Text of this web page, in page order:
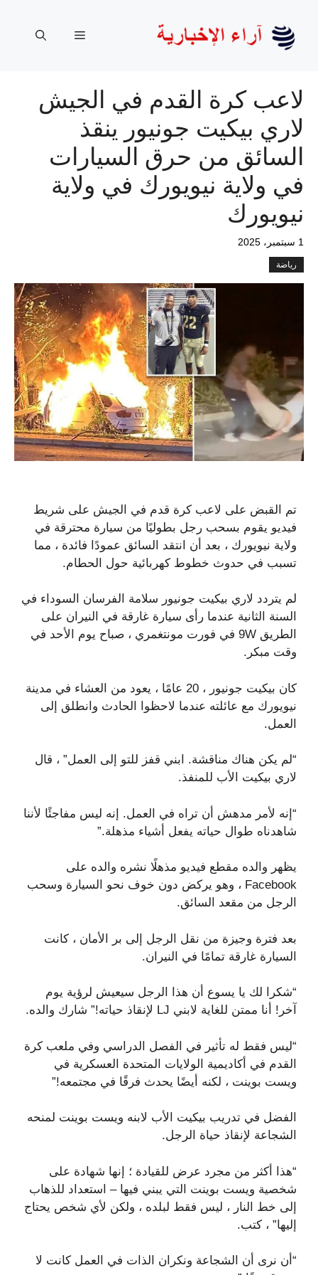
المحتوى
القائمة
لاعب كرة القدم في الجيش
لاري بيكيت جونيور ينقذ
السائق من حرق السيارات
في ولاية نيويورك في ولاية
نيويورك
1 سبتمبر، 2025
رياضة
تم القبض على لاعب كرة قدم في الجيش على شريط
فيديو يقوم بسحب رجل بطوليًا من سيارة محترقة في
ولاية نيويورك ، بعد أن انتقد السائق عمودًا فائدة ، مما
تسبب في حدوث خطوط كهربائية حول الحطام.
لم يتردد لاري بيكيت جونيور سلامة الفرسان السوداء في
السنة الثانية عندما رأى سيارة غارقة في النيران على
الطريق 9W في فورت مونتغمري ، صباح يوم الأحد في
وقت مبكر.
كان بيكيت جونيور ، 20 عامًا ، يعود من العشاء في مدينة
نيويورك مع عائلته عندما لاحظوا الحادث وانطلق إلى
العمل.
“لم يكن هناك مناقشة. ابني قفز للتو إلى العمل” ، قال
لاري بيكيت الأب للمنفذ.
“إنه لأمر مدهش أن تراه في العمل. إنه ليس مفاجئًا لأننا
شاهدناه طوال حياته يفعل أشياء مذهلة.”
يظهر والده مقطع فيديو مذهلًا نشره والده على
Facebook ، وهو يركض دون خوف نحو السيارة وسحب
الرجل من مقعد السائق.
بعد فترة وجيزة من نقل الرجل إلى بر الأمان ، كانت
السيارة غارقة تمامًا في النيران.
“شكرا لك يا يسوع أن هذا الرجل سيعيش لرؤية يوم
آخر! أنا ممتن للغاية لابني LJ لإنقاذ حياته!” شارك والده.
“ليس فقط له تأثير في الفصل الدراسي وفي ملعب كرة
القدم في أكاديمية الولايات المتحدة العسكرية في
ويست بوينت ، لكنه أيضًا يحدث فرقًا في مجتمعه!”
الفضل في تدريب بيكيت الأب لابنه ويست بوينت لمنحه
الشجاعة لإنقاذ حياة الرجل.
“هذا أكثر من مجرد عرض للقيادة ؛ إنها شهادة على
شخصية ويست بوينت التي يبني فيها – استعداد للذهاب
إلى خط النار ، ليس فقط لبلده ، ولكن لأي شخص يحتاج
إليها” ، كتب.
“أن نرى أن الشجاعة ونكران الذات في العمل كانت لا